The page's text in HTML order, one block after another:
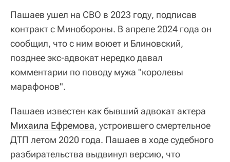
Пашаев ушел на СВО в 2023 году, подписав
контракт с Минобороны. В апреле 2024 года он
сообщил, что с ним воюет и Блиновский,
позднее экс-адвокат нередко давал
комментарии по поводу мужа "королевы
марафонов".
Пашаев известен как бывший адвокат актера
Михаила Ефремова, устроившего смертельное
ДТП летом 2020 года. Пашаев в ходе судебного
разбирательства выдвинул версию, что